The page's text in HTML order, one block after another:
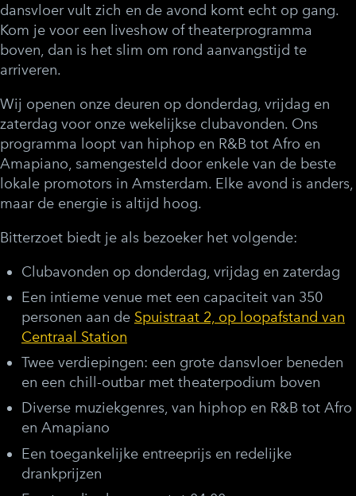
dansvloer vult zich en de avond komt echt op gang.
Kom je voor een liveshow of theaterprogramma
boven, dan is het slim om rond aanvangstijd te
arriveren.
Wij openen onze deuren op donderdag, vrijdag en
zaterdag voor onze wekelijkse clubavonden. Ons
programma loopt van hiphop en R&B tot Afro en
Amapiano, samengesteld door enkele van de beste
lokale promotors in Amsterdam. Elke avond is anders,
maar de energie is altijd hoog.
Bitterzoet biedt je als bezoeker het volgende:
Clubavonden op donderdag, vrijdag en zaterdag
Een intieme venue met een capaciteit van 350
personen aan de Spuistraat 2, op loopafstand van
Centraal Station
Twee verdiepingen: een grote dansvloer beneden
en een chill-outbar met theaterpodium boven
Diverse muziekgenres, van hiphop en R&B tot Afro
en Amapiano
Een toegankelijke entreeprijs en redelijke
drankprijzen